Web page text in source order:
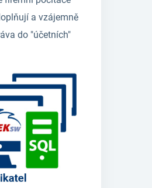
a vzájemně
do "účetních"